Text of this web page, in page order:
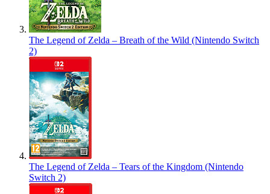
The Legend of Zelda – Breath of the Wild (Nintendo Switch
2)
The Legend of Zelda – Tears of the Kingdom (Nintendo
Switch 2)